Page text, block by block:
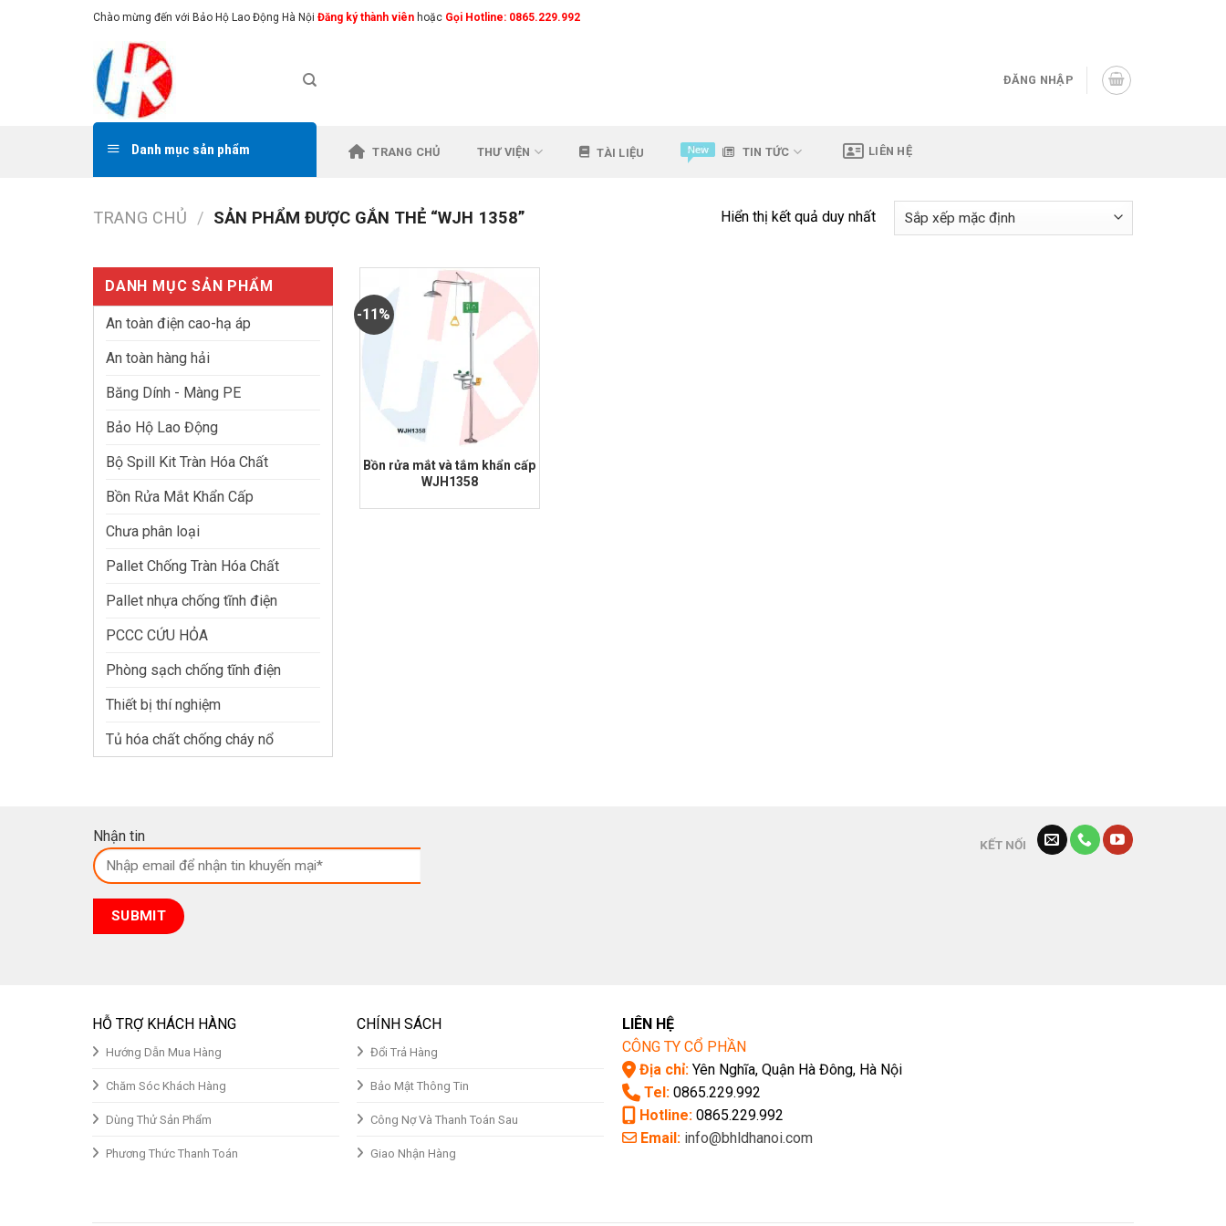
Chào mừng đến với Bảo Hộ Lao Động Hà Nội Đăng ký thành viên hoặc Gọi Hotline: 0865.229.992
ĐĂNG NHẬP
Danh mục sản phẩm TRANG CHỦ THƯ VIỆN TÀI LIỆU TIN TỨC LIÊN HỆ
TRANG CHỦ / SẢN PHẨM ĐƯỢC GẮN THẺ “WJH 1358” Hiển thị kết quả duy nhất
DANH MỤC SẢN PHẨM
An toàn điện cao-hạ áp
An toàn hàng hải
Băng Dính - Màng PE
Bảo Hộ Lao Động
Bộ Spill Kit Tràn Hóa Chất
Bồn Rửa Mắt Khẩn Cấp
Chưa phân loại
Pallet Chống Tràn Hóa Chất
Pallet nhựa chống tĩnh điện
PCCC CỨU HỎA
Phòng sạch chống tĩnh điện
Thiết bị thí nghiệm
Tủ hóa chất chống cháy nổ
-11%
Bồn rửa mắt và tắm khẩn cấp
WJH1358
gốc
hiện
Nhận tin KẾT NỐI
HỖ TRỢ KHÁCH HÀNG
Hướng Dẫn Mua Hàng
Chăm Sóc Khách Hàng
Dùng Thử Sản Phẩm
Phương Thức Thanh Toán
CHÍNH SÁCH
Đổi Trả Hàng
Bảo Mật Thông Tin
Công Nợ Và Thanh Toán Sau
Giao Nhận Hàng
LIÊN HỆ
CÔNG TY CỔ PHẦN
Địa chỉ:Yên Nghĩa, Quận Hà Đông, Hà Nội
Tel:0865.229.992
Hotline:0865.229.992
Email: info@bhldhanoi.com